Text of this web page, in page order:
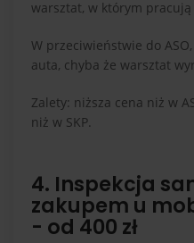
warsztat, w którym
W przeciwieństwie do
auta, chyba że warsztat
Zalety: niższa cena niż w
niż w SKP.
4. Inspekcja
zakupem u
- od 400 zł